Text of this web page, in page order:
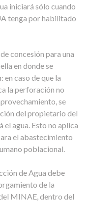
iniciará sólo cuando
tenga por habilitado
concesión para una
en donde se
caso de que la
la perforación no
se
del propietario del
el agua. Esto no aplica
el abastecimiento
poblacional.
de Agua debe
de la
MINAE, dentro del